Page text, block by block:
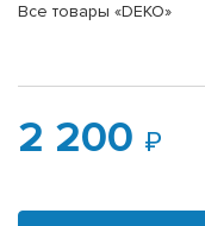
Все товары «DEKO»
2 200